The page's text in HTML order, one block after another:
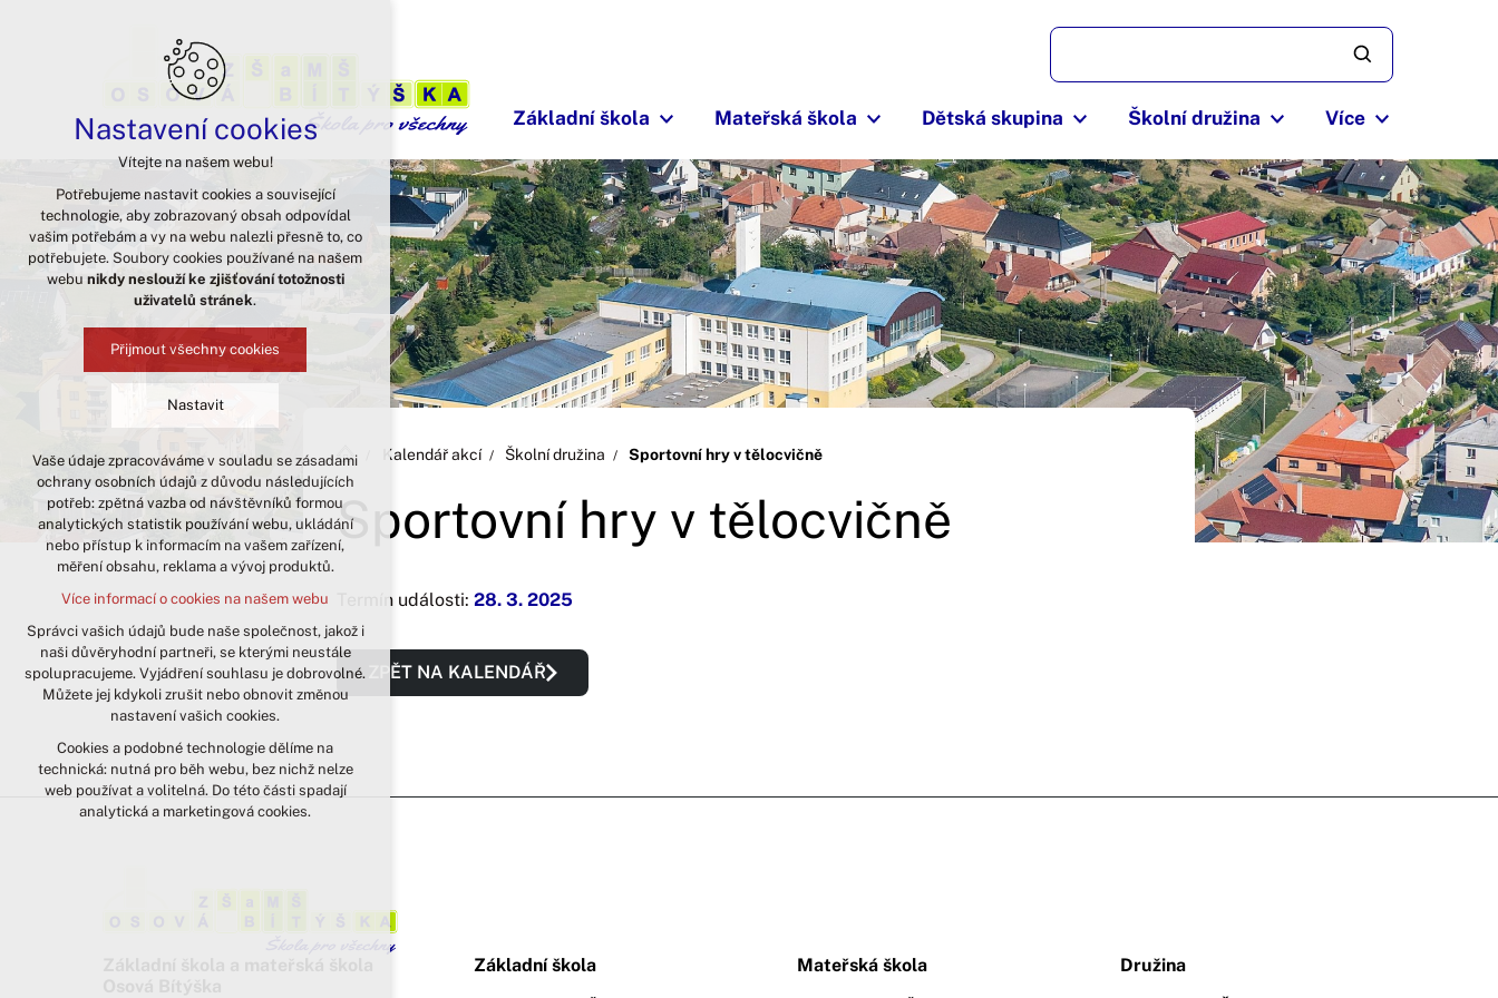
Základní škola Mateřská škola Dětská skupina Školní družina Více
Kalendář akcí Školní družina Sportovní hry v tělocvičně
Sportovní hry v tělocvičně
Termín události: 28. 3. 2025
ZPĚT NA KALENDÁŘ
Základní škola
Mateřská škola
Družina
Nastavení cookies
Vítejte na našem webu!
Potřebujeme nastavit cookies a související
technologie, aby zobrazovaný obsah odpovídal
vašim potřebám a vy na webu nalezli přesně to, co
potřebujete. Soubory cookies používané na našem
webu nikdy neslouží ke zjišťování totožnosti
uživatelů stránek.
Přijmout všechny cookies
Nastavit
Technická cookies
nutná pro provozování webu
udržení kontextu stránek (session):
případná přihlášení, volby jazyka, apod.
analytická pro anonymizované
vyhodnocení návštěvnosti
marketingová cookies (Google)
Více informací o cookies na našem webu
Přijmout všechny cookies
Odmítnout vše
Vaše údaje zpracováváme v souladu se zásadami
ochrany osobních údajů z důvodu následujících
potřeb: zpětná vazba od návštěvníků formou
analytických statistik používání webu, ukládání
nebo přístup k informacím na vašem zařízení,
měření obsahu, reklama a vývoj produktů.
Více informací o cookies na našem webu
Správci vašich údajů bude naše společnost, jakož i
naši důvěryhodní partneři, se kterými neustále
spolupracujeme. Vyjádření souhlasu je dobrovolné.
Můžete jej kdykoli zrušit nebo obnovit změnou
nastavení vašich cookies.
Cookies a podobné technologie dělíme na
technická: nutná pro běh webu, bez nichž nelze
web používat a volitelná. Do této části spadají
analytická a marketingová cookies.